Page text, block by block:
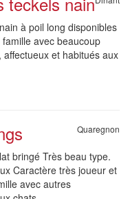
à poil long disponibles
avec beaucoup
et habitués aux
Quaregnon
bringé Très beau type.
Caractère très joueur et
avec autres